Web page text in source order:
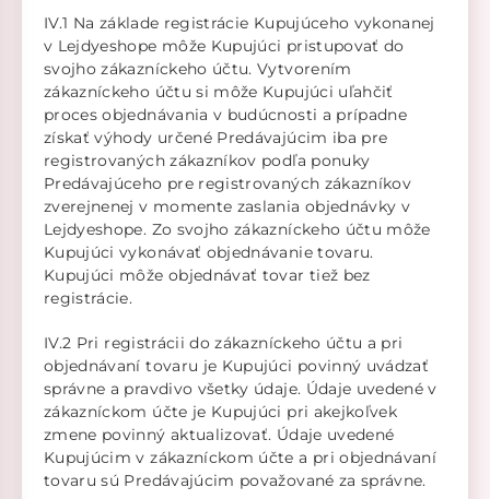
IV.1 Na základe registrácie Kupujúceho vykonanej
v Lejdyeshope môže Kupujúci pristupovať do
svojho zákazníckeho účtu. Vytvorením
zákazníckeho účtu si môže Kupujúci uľahčiť
proces objednávania v budúcnosti a prípadne
získať výhody určené Predávajúcim iba pre
registrovaných zákazníkov podľa ponuky
Predávajúceho pre registrovaných zákazníkov
zverejnenej v momente zaslania objednávky v
Lejdyeshope. Zo svojho zákazníckeho účtu môže
Kupujúci vykonávať objednávanie tovaru.
Kupujúci môže objednávať tovar tiež bez
registrácie.
IV.2 Pri registrácii do zákazníckeho účtu a pri
objednávaní tovaru je Kupujúci povinný uvádzať
správne a pravdivo všetky údaje. Údaje uvedené v
zákazníckom účte je Kupujúci pri akejkoľvek
zmene povinný aktualizovať. Údaje uvedené
Kupujúcim v zákazníckom účte a pri objednávaní
tovaru sú Predávajúcim považované za správne.